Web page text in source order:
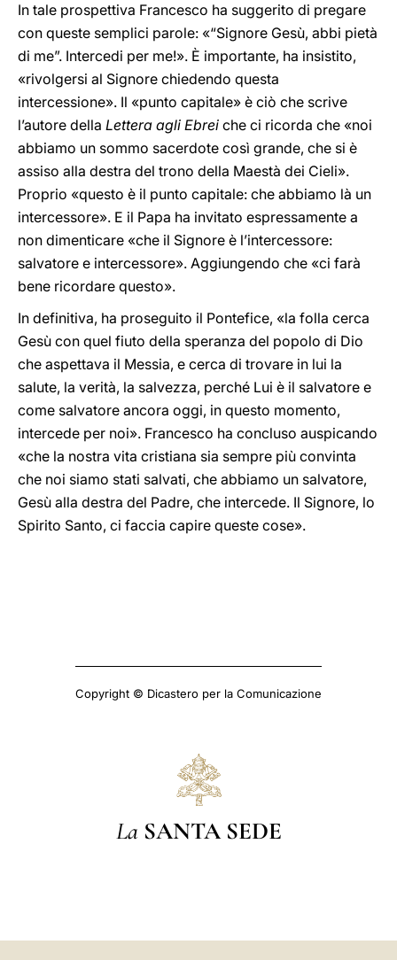
In tale prospettiva Francesco ha suggerito di pregare
con queste semplici parole: «“Signore Gesù, abbi pietà
di me”. Intercedi per me!». È importante, ha insistito,
«rivolgersi al Signore chiedendo questa
intercessione». Il «punto capitale» è ciò che scrive
l’autore della Lettera agli Ebrei che ci ricorda che «noi
abbiamo un sommo sacerdote così grande, che si è
assiso alla destra del trono della Maestà dei Cieli».
Proprio «questo è il punto capitale: che abbiamo là un
intercessore». E il Papa ha invitato espressamente a
non dimenticare «che il Signore è l’intercessore:
salvatore e intercessore». Aggiungendo che «ci farà
bene ricordare questo».
In definitiva, ha proseguito il Pontefice, «la folla cerca
Gesù con quel fiuto della speranza del popolo di Dio
che aspettava il Messia, e cerca di trovare in lui la
salute, la verità, la salvezza, perché Lui è il salvatore e
come salvatore ancora oggi, in questo momento,
intercede per noi». Francesco ha concluso auspicando
«che la nostra vita cristiana sia sempre più convinta
che noi siamo stati salvati, che abbiamo un salvatore,
Gesù alla destra del Padre, che intercede. Il Signore, lo
Spirito Santo, ci faccia capire queste cose».
Copyright © Dicastero per la Comunicazione
La SANTA SEDE